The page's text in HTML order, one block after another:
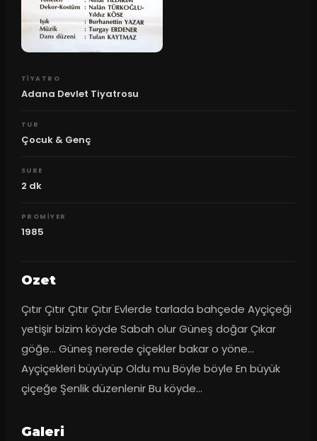
TIYATRO
Adana Devlet Tiyatrosu
TUR
Çocuk & Genç
SURE
2 dk
PROMIYER
1985
Ozet
Çıtır Çıtır Çıtır Çıtır Evlerde tarlada bahçede Ayçiçeği
yetişir bizim köyde Sabah olur Güneş doğar Çıkar
göğe... Güneş nerede çiçekler bakar o yöne...
Ayçiçekleri büyüyüp Oldu mu Böyle böyle En büyük
çiçeğe Şenlik düzenlenir Bu köyde...
Galeri